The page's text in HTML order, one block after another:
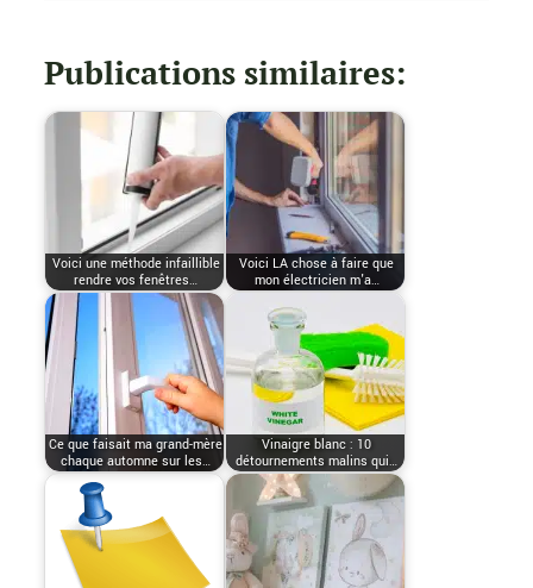
Publications similaires:
Voici une méthode infaillible
rendre vos fenêtres…
Voici LA chose à faire que
mon électricien m'a…
Ce que faisait ma grand-mère
chaque automne sur les…
Vinaigre blanc : 10
détournements malins qui…